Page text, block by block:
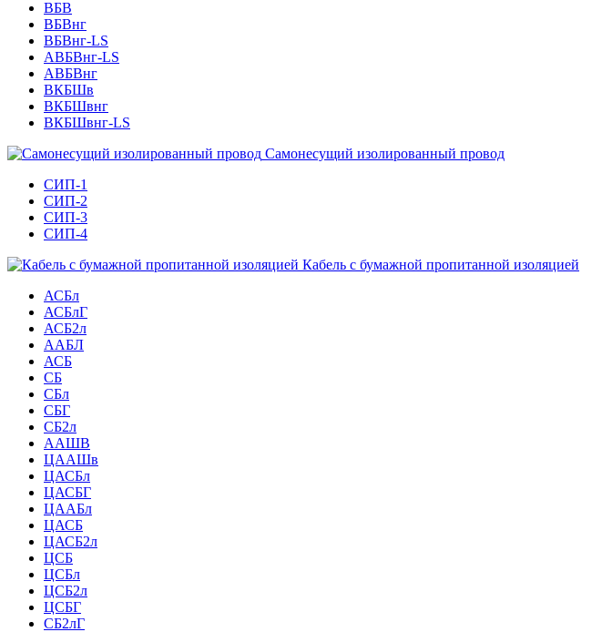
ВБВ
ВБВнг
ВБВнг-LS
АВБВнг-LS
АВБВнг
ВКБШв
ВКБШвнг
ВКБШвнг-LS
Самонесущий изолированный провод
СИП-1
СИП-2
СИП-3
СИП-4
Кабель с бумажной пропитанной изоляцией
АСБл
АСБлГ
АСБ2л
ААБЛ
АСБ
СБ
СБл
СБГ
СБ2л
ААШВ
ЦААШв
ЦАСБл
ЦАСБГ
ЦААБл
ЦАСБ
ЦАСБ2л
ЦСБ
ЦСБл
ЦСБ2л
ЦСБГ
СБ2лГ